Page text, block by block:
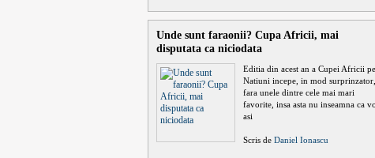
Unde sunt faraonii? Cupa Africii, mai
disputata ca niciodata
Editia din acest an a Cupei Africii pe
Natiuni incepe, in mod surprinzator,
fara unele dintre cele mai mari
favorite, insa asta nu inseamna ca
asi
Scris de Daniel Ionascu